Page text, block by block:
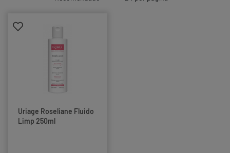
Uriage Roseliane Fluido
Limp 250ml